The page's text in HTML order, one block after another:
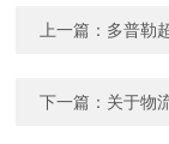
上一篇： 多普勒
下一篇： 关于物